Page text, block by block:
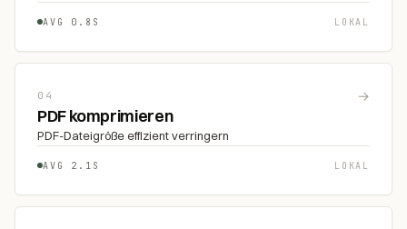
AVG 0.8S LOKAL
04 →
PDF komprimieren
PDF-Dateigröße effizient verringern
AVG 2.1S LOKAL